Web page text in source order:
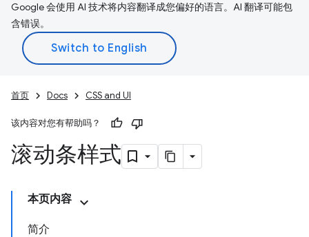
Google 会使用 AI 技术将内容翻译成您偏好的语言。AI 翻译可能包
含错误。
首页 Docs CSS and UI
该内容对您有帮助吗？
滚动条样式
本页内容
简介